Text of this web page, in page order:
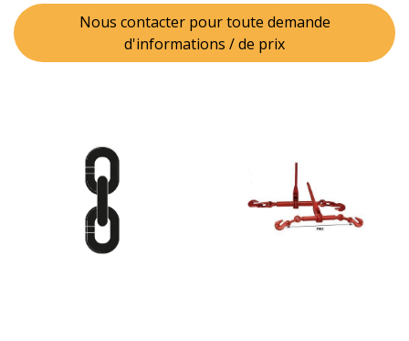
Nous contacter pour toute demande
d'informations / de prix